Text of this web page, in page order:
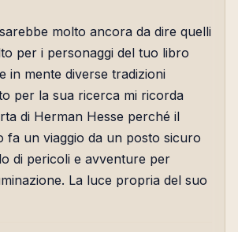
molto ancora da dire quelli
per i personaggi del tuo libro
in mente diverse tradizioni
per la sua ricerca mi ricorda
di Herman Hesse perché il
fa un viaggio da un posto sicuro
di pericoli e avventure per
La luce propria del suo